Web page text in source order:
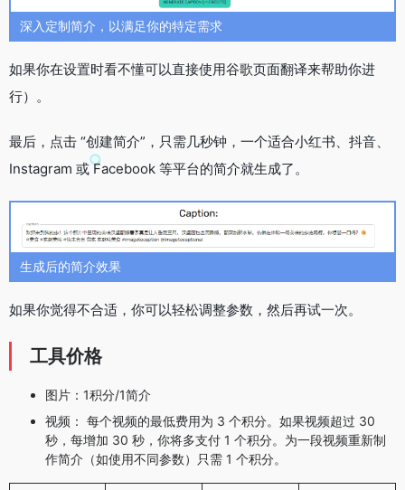
深入定制简介，以满足你的特定需求
如果你在设置时看不懂可以直接使用谷歌页面翻译来帮助你进
行）。
最后，点击 “创建简介”，只需几秒钟，一个适合小红书、抖音、
Instagram 或 Facebook 等平台的简介就生成了。
生成后的简介效果
如果你觉得不合适，你可以轻松调整参数，然后再试一次。
工具价格
图片：1积分/1简介
视频： 每个视频的最低费用为 3 个积分。如果视频超过 30
秒，每增加 30 秒，你将多支付 1 个积分。为一段视频重新制
作简介（如使用不同参数）只需 1 个积分。